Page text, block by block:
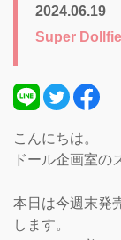
2024.06.19
Super Dollfie
こんにちは。
ドール企画室の
本日は今週末発
します。